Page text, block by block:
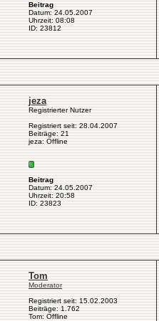
Beitrag
Datum: 24.05.2007
Uhrzeit: 08:08
ID: 23812
jeza
Registrierter Nutzer
Registriert seit: 28.04.2007
Beiträge: 21
jeza: Offline
Beitrag
Datum: 24.05.2007
Uhrzeit: 20:58
ID: 23823
Tom
Moderator
Registriert seit: 15.02.2003
Beiträge: 1.762
Tom: Offline